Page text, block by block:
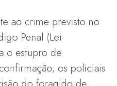
ao crime previsto no
Penal (Lei
o estupro de
os policiais